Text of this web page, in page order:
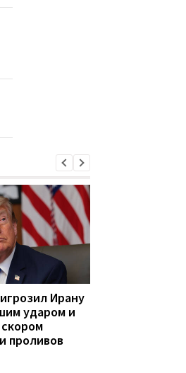
Ирану
ударом и
проливов